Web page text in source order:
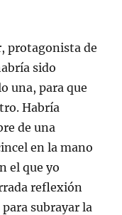
protagonista de
sido
una, para que
Habría
de una
en la mano
el que yo
reflexión
subrayar la